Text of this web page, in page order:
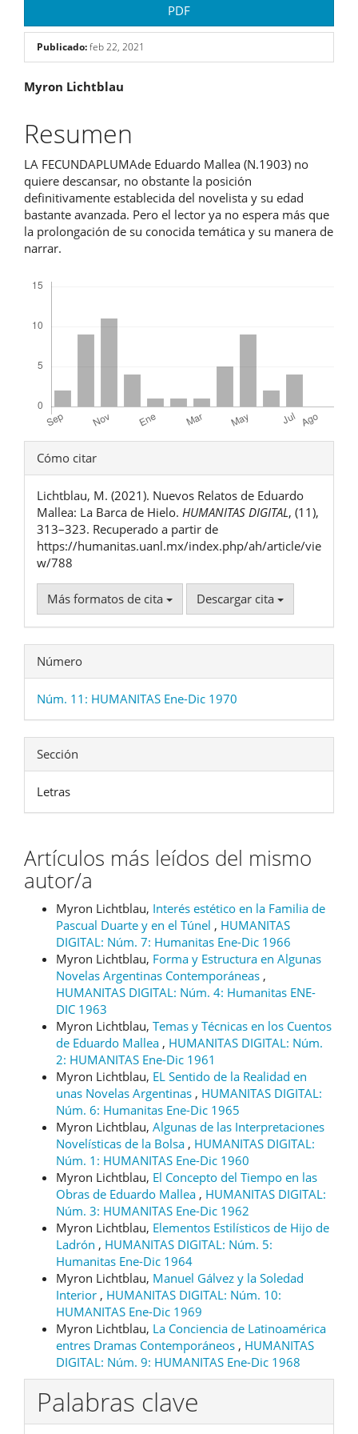
PDF
Publicado:feb 22, 2021
Contenido
principal
del
artículo
Myron Lichtblau
Resumen
LA FECUNDAPLUMAde Eduardo Mallea (N.1903) no
quiere descansar, no obstante la posición
definitivamente establecida del novelista y su edad
bastante avanzada. Pero el lector ya no espera más que
la prolongación de su conocida temática y su manera de
narrar.
Detalles
del
artículo
Cómo citar
Lichtblau, M. (2021). Nuevos Relatos de Eduardo
Mallea: La Barca de Hielo. HUMANITAS DIGITAL, (11),
313–323. Recuperado a partir de
https://humanitas.uanl.mx/index.php/ah/article/vie
w/788
Más formatos de cita Descargar cita
Número
Núm. 11: HUMANITAS Ene-Dic 1970
Sección
Letras
Artículos más leídos del mismo
autor/a
Myron Lichtblau, Interés estético en la Familia de
Pascual Duarte y en el Túnel , HUMANITAS
DIGITAL: Núm. 7: Humanitas Ene-Dic 1966
Myron Lichtblau, Forma y Estructura en Algunas
Novelas Argentinas Contemporáneas ,
HUMANITAS DIGITAL: Núm. 4: Humanitas ENE-
DIC 1963
Myron Lichtblau, Temas y Técnicas en los Cuentos
de Eduardo Mallea , HUMANITAS DIGITAL: Núm.
2: HUMANITAS Ene-Dic 1961
Myron Lichtblau, EL Sentido de la Realidad en
unas Novelas Argentinas , HUMANITAS DIGITAL:
Núm. 6: Humanitas Ene-Dic 1965
Myron Lichtblau, Algunas de las Interpretaciones
Novelísticas de la Bolsa , HUMANITAS DIGITAL:
Núm. 1: HUMANITAS Ene-Dic 1960
Myron Lichtblau, El Concepto del Tiempo en las
Obras de Eduardo Mallea , HUMANITAS DIGITAL:
Núm. 3: HUMANITAS Ene-Dic 1962
Myron Lichtblau, Elementos Estilísticos de Hijo de
Ladrón , HUMANITAS DIGITAL: Núm. 5:
Humanitas Ene-Dic 1964
Myron Lichtblau, Manuel Gálvez y la Soledad
Interior , HUMANITAS DIGITAL: Núm. 10:
HUMANITAS Ene-Dic 1969
Myron Lichtblau, La Conciencia de Latinoamérica
entres Dramas Contemporáneos , HUMANITAS
DIGITAL: Núm. 9: HUMANITAS Ene-Dic 1968
Palabras clave